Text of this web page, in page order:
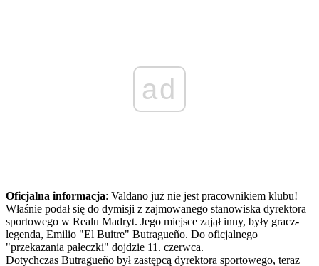
ad
Oficjalna informacja: Valdano już nie jest pracownikiem klubu!
Właśnie podał się do dymisji z zajmowanego stanowiska dyrektora
sportowego w Realu Madryt. Jego miejsce zajął inny, były gracz-
legenda, Emilio "El Buitre" Butragueño. Do oficjalnego
"przekazania pałeczki" dojdzie 11. czerwca.
Dotychczas Butragueño był zastępcą dyrektora sportowego, teraz